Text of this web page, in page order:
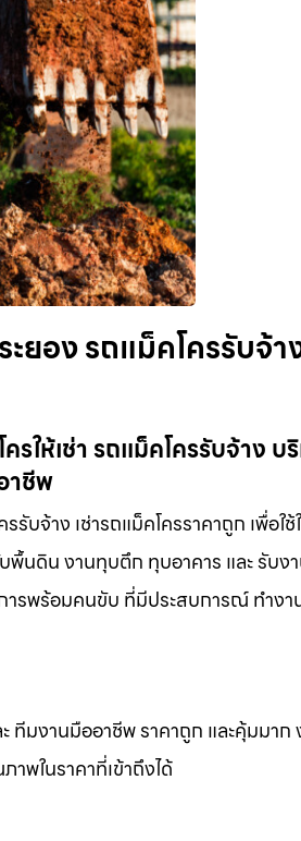
ยอง รถแม็คโครรับจ้า
ให้เช่า รถแม็คโครรับจ้าง บ
าชีพ
บจ้าง เช่ารถแม็คโครราคาถูก เพื่อใช้
นดิน งานทุบตึก ทุบอาคาร และ รับง
ารพร้อมคนขับ ที่มีประสบการณ์ ทำง
ทีมงานมืออาชีพ ราคาถูก และคุ้มมาก
พในราคาที่เข้าถึงได้